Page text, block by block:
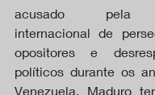
acusado pela
internacional de
opositores e
políticos durante os
Venezuela. Maduro